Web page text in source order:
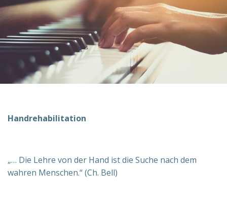
Handrehabilitation
„… Die Lehre von der Hand ist die Suche nach dem
wahren Menschen.“ (Ch. Bell)